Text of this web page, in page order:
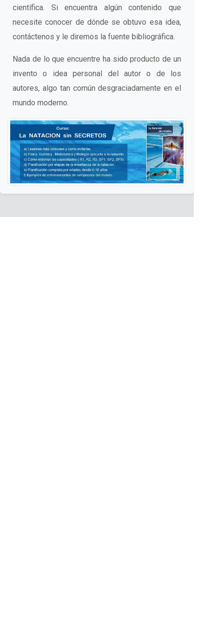
científica. Si encuentra algún contenido que
necesite conocer de dónde se obtuvo esa idea,
contáctenos y le diremos la fuente bibliográfica.
Nada de lo que encuentre ha sido producto de un
invento o idea personal del autor o de los
autores, algo tan común desgraciadamente en el
mundo moderno.